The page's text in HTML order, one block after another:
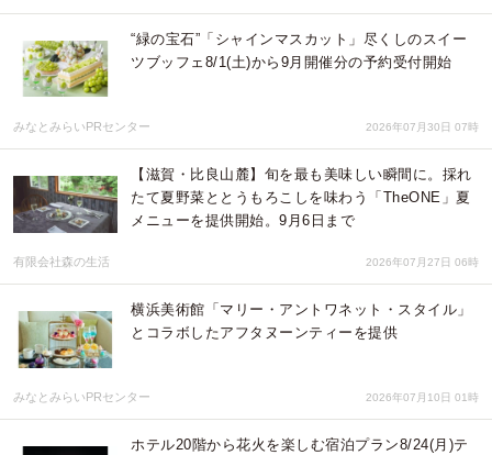
“緑の宝石”「シャインマスカット」尽くしのスイー
ツブッフェ8/1(土)から9月開催分の予約受付開始
みなとみらいPRセンター 2026年07月30日 07時
【滋賀・比良山麓】旬を最も美味しい瞬間に。採れ
たて夏野菜ととうもろこしを味わう「TheONE」夏
メニューを提供開始。9月6日まで
有限会社森の生活 2026年07月27日 06時
横浜美術館「マリー・アントワネット・スタイル」
とコラボしたアフタヌーンティーを提供
みなとみらいPRセンター 2026年07月10日 01時
ホテル20階から花火を楽しむ宿泊プラン8/24(月)テ